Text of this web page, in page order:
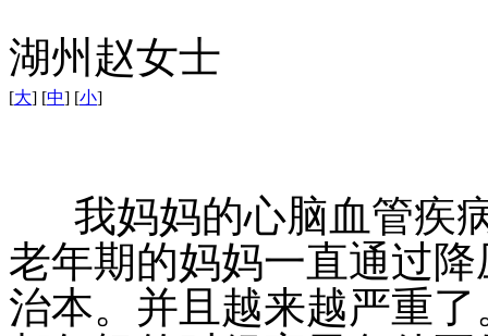
湖州赵女士
[大] [中] [小]
我妈妈的心脑血管疾
老年期的妈妈一直通过
治本。并且越来越严重